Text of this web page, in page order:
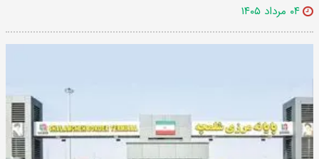
۰۴ مرداد ۱۴۰۵